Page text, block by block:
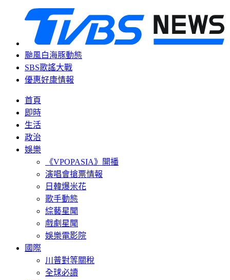
颱風白海豚動態
SBS歌謠大戰
優惠好康情報
首頁
即時
生活
政治
娛樂
《VPOPASIA》開播
演唱會搶票情報
日韓爆米花
歌手動態
綜藝星聞
戲劇星聞
娛樂電影院
國際
川普對等關稅
全球必讀